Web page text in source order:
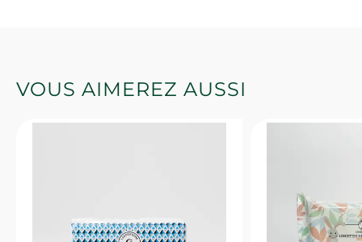
VOUS AIMEREZ AUSSI